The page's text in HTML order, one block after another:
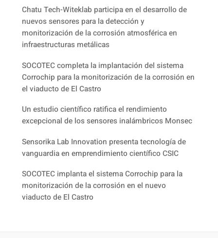
Chatu Tech-Witeklab participa en el desarrollo de
nuevos sensores para la detección y
monitorización de la corrosión atmosférica en
infraestructuras metálicas
SOCOTEC completa la implantación del sistema
Corrochip para la monitorización de la corrosión en
el viaducto de El Castro
Un estudio científico ratifica el rendimiento
excepcional de los sensores inalámbricos Monsec
Sensorika Lab Innovation presenta tecnología de
vanguardia en emprendimiento científico CSIC
SOCOTEC implanta el sistema Corrochip para la
monitorización de la corrosión en el nuevo
viaducto de El Castro